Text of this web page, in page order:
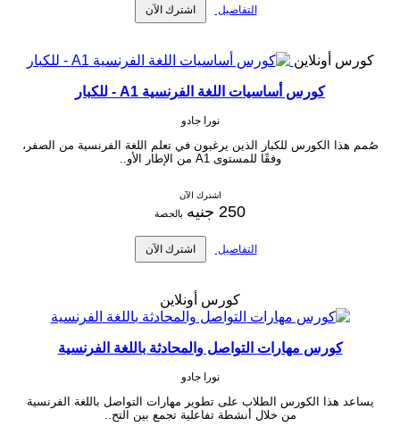
التفاصيل اشترك الآن
كورس أونلاين
كورس أساسيات اللغة الفرنسية A1 - للكبار
نورا جادو
صُمم هذا الكورس للكبار الذين يرغبون في تعلم اللغة الفرنسية من الصفر،
وفقًا للمستوى A1 من الإطار الأو..
اشترك الآن
250 جنيه بالحصة
التفاصيل اشترك الآن
كورس أونلاين
كورس مهارات التواصل والمحادثة باللغة الفرنسية
نورا جادو
يساعد هذا الكورس الطلاب على تطوير مهارات التواصل باللغة الفرنسية
من خلال أنشطة تفاعلية تجمع بين التح..